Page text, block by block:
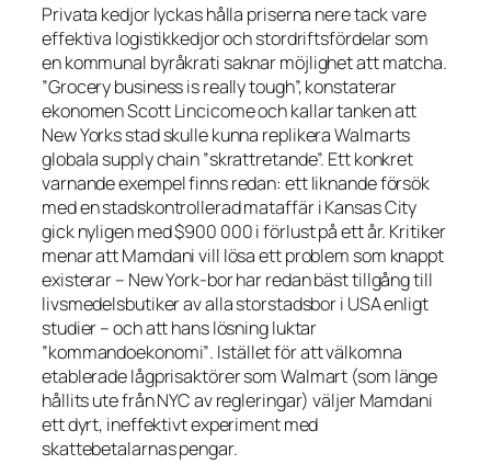
Privata kedjor lyckas hålla priserna nere tack vare
effektiva logistikkedjor och stordriftsfördelar som
en kommunal byråkrati saknar möjlighet att matcha.
”Grocery business is really tough”, konstaterar
ekonomen Scott Lincicome och kallar tanken att
New Yorks stad skulle kunna replikera Walmarts
globala supply chain ”skrattretande”. Ett konkret
varnande exempel finns redan: ett liknande försök
med en stadskontrollerad mataffär i Kansas City
gick nyligen med $900 000 i förlust på ett år. Kritiker
menar att Mamdani vill lösa ett problem som knappt
existerar – New York-bor har redan bäst tillgång till
livsmedelsbutiker av alla storstadsbor i USA enligt
studier – och att hans lösning luktar
”kommandoekonomi”. Istället för att välkomna
etablerade lågprisaktörer som Walmart (som länge
hållits ute från NYC av regleringar) väljer Mamdani
ett dyrt, ineffektivt experiment med
skattebetalarnas pengar.